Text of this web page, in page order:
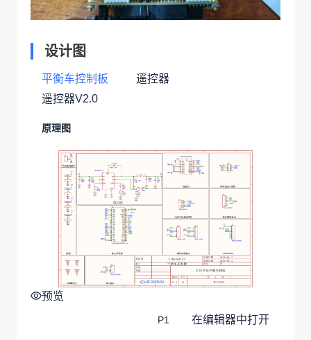
设计图
平衡车控制板
遥控器
遥控器V2.0
原理图
预览
P1 在编辑器中打开